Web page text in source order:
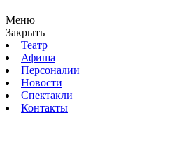
Меню
Закрыть
Театр
Афиша
Персоналии
Новости
Спектакли
Контакты